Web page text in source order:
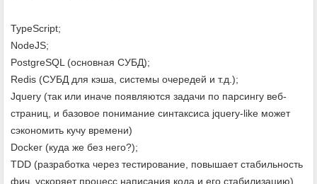
TypeScript;
NodeJS;
PostgreSQL (основная СУБД);
Redis (СУБД для кэша, системы очередей и т.д.);
Jquery (так или иначе появляются задачи по парсингу веб-
страниц, и базовое понимание синтаксиса jquery-like может
сэкономить кучу времени)
Docker (куда же без него?);
TDD (разработка через тестирование, повышает стабильность
фич, ускоряет процесс написания кода и его стабилизацию)